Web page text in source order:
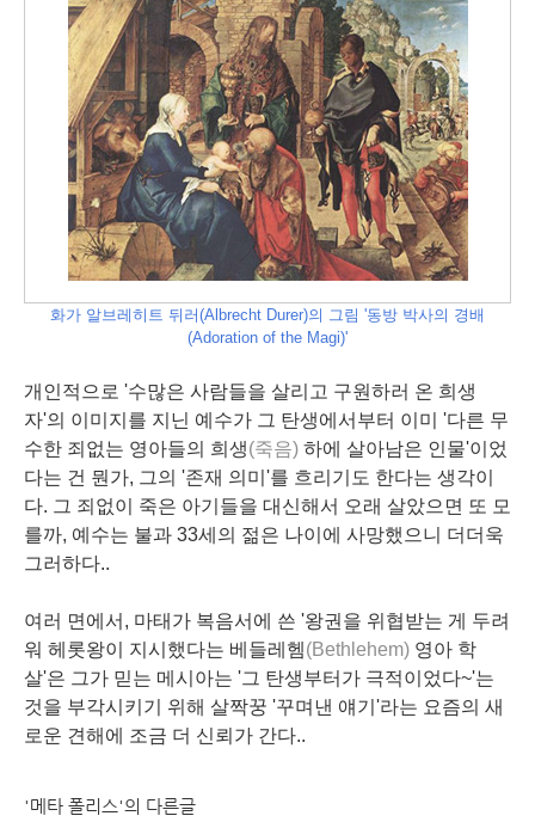
화가 알브레히트 뒤러(Albrecht Durer)의 그림 '동방 박사의 경배
(Adoration of the Magi)'
개인적으로 '수많은 사람들을 살리고 구원하러 온 희생
자'의 이미지를 지닌 예수가 그 탄생에서부터 이미 '다른 무
수한 죄없는 영아들의 희생(죽음) 하에 살아남은 인물'이었
다는 건 뭔가, 그의 '존재 의미'를 흐리기도 한다는 생각이
다. 그 죄없이 죽은 아기들을 대신해서 오래 살았으면 또 모
를까, 예수는 불과 33세의 젊은 나이에 사망했으니 더더욱
그러하다..
여러 면에서, 마태가 복음서에 쓴 '왕권을 위협받는 게 두려
워 헤롯왕이 지시했다는 베들레헴(Bethlehem) 영아 학
살'은 그가 믿는 메시아는 '그 탄생부터가 극적이었다~'는
것을 부각시키기 위해 살짝꿍 '꾸며낸 얘기'라는 요즘의 새
로운 견해에 조금 더 신뢰가 간다..
'메타 폴리스'의 다른글